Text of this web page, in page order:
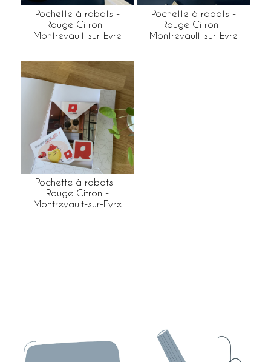
Pochette à rabats -
Rouge Citron -
Montrevault-sur-Evre
Pochette à rabats -
Rouge Citron -
Montrevault-sur-Evre
Pochette à rabats -
Rouge Citron -
Montrevault-sur-Evre